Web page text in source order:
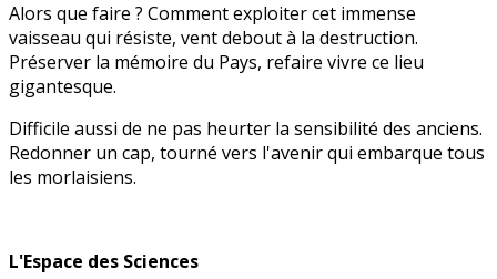
Alors que faire ? Comment exploiter cet immense
vaisseau qui résiste, vent debout à la destruction.
Préserver la mémoire du Pays, refaire vivre ce lieu
gigantesque.
Difficile aussi de ne pas heurter la sensibilité des anciens.
Redonner un cap, tourné vers l'avenir qui embarque tous
les morlaisiens.
L'Espace des Sciences